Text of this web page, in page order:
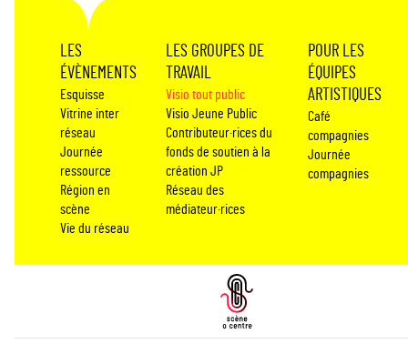
LES
ÉVÈNEMENTS
Esquisse
Vitrine inter
réseau
Journée
ressource
Région en
scène
Vie du réseau
LES GROUPES DE
TRAVAIL
Visio tout public
Visio Jeune Public
Contributeur·rices du
fonds de soutien à la
création JP
Réseau des
médiateur·rices
POUR LES
ÉQUIPES
ARTISTIQUES
Café
compagnies
Journée
compagnies